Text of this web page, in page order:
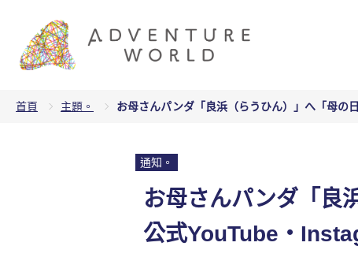
首頁 主題。 お母さんパンダ「良浜（らうひん）」へ「母
通知。
お母さんパンダ「良
公式YouTube・